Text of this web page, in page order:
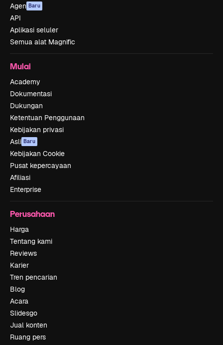
Agen Baru
API
Aplikasi seluler
Semua alat Magnific
Mulai
Academy
Dokumentasi
Dukungan
Ketentuan Penggunaan
Kebijakan privasi
Asli Baru
Kebijakan Cookie
Pusat kepercayaan
Afiliasi
Enterprise
Perusahaan
Harga
Tentang kami
Reviews
Karier
Tren pencarian
Blog
Acara
Slidesgo
Jual konten
Ruang pers